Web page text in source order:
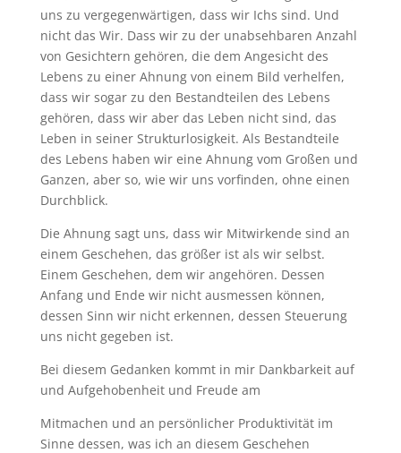
uns zu vergegenwärtigen, dass wir Ichs sind. Und
nicht das Wir. Dass wir zu der unabsehbaren Anzahl
von Gesichtern gehören, die dem Angesicht des
Lebens zu einer Ahnung von einem Bild verhelfen,
dass wir sogar zu den Bestandteilen des Lebens
gehören, dass wir aber das Leben nicht sind, das
Leben in seiner Strukturlosigkeit. Als Bestandteile
des Lebens haben wir eine Ahnung vom Großen und
Ganzen, aber so, wie wir uns vorfinden, ohne einen
Durchblick.
Die Ahnung sagt uns, dass wir Mitwirkende sind an
einem Geschehen, das größer ist als wir selbst.
Einem Geschehen, dem wir angehören. Dessen
Anfang und Ende wir nicht ausmessen können,
dessen Sinn wir nicht erkennen, dessen Steuerung
uns nicht gegeben ist.
Bei diesem Gedanken kommt in mir Dankbarkeit auf
und Aufgehobenheit und Freude am
Mitmachen und an persönlicher Produktivität im
Sinne dessen, was ich an diesem Geschehen